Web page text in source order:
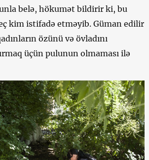
belə, hökumət bildirir ki, bu
kim istifadə etməyib. Güman edilir
özünü və övladını
üçün pulunun olmaması ilə